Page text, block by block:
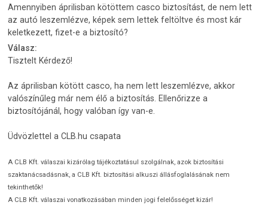
Amennyiben áprilisban kötöttem casco biztosítást, de nem lett
az autó leszemlézve, képek sem lettek feltöltve és most kár
keletkezett, fizet-e a biztosító?
Válasz:
Tisztelt Kérdező!
Az áprilisban kötött casco, ha nem lett leszemlézve, akkor
valószínűleg már nem élő a biztosítás. Ellenőrizze a
biztosítójánál, hogy valóban így van-e.
Üdvözlettel a CLB.hu csapata
A CLB Kft. válaszai kizárólag tájékoztatásul szolgálnak, azok biztosítási
szaktanácsadásnak, a CLB Kft. biztosítási alkuszi állásfoglalásának nem
tekinthetők!
A CLB Kft. válaszai vonatkozásában minden jogi felelősséget kizár!